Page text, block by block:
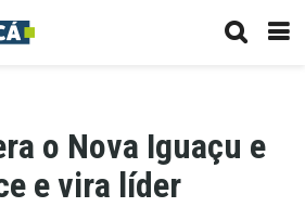
o Nova Iguaçu e
e vira líder